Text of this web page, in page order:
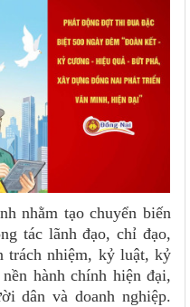
tạo chuyển biến
tác lãnh đạo, chỉ đạo,
trách nhiệm, kỷ luật, kỷ
hành chính hiện đại,
dân và doanh nghiệp.